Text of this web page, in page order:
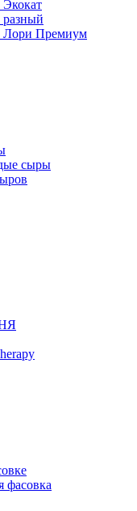
Премиум
сыры
фасовка